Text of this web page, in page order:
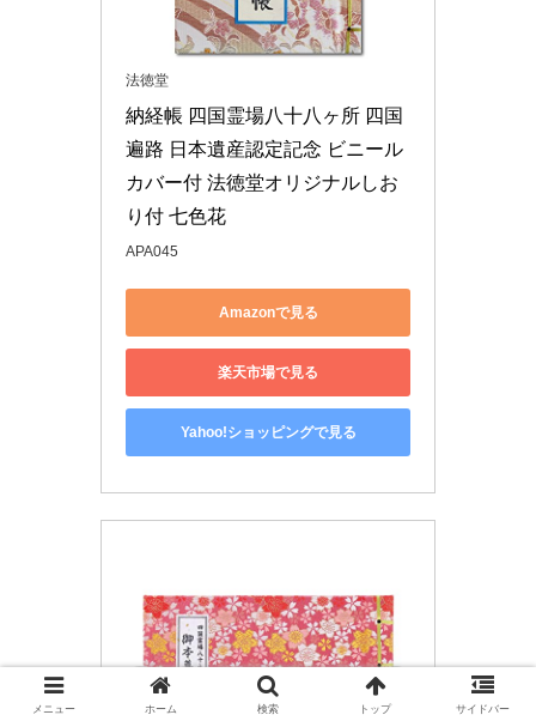
法徳堂
納経帳 四国霊場八十八ヶ所 四国
遍路 日本遺産認定記念 ビニール
カバー付 法徳堂オリジナルしお
り付 七色花
APA045
Amazonで見る
楽天市場で見る
Yahoo!ショッピングで見る
メニュー ホーム 検索 トップ サイドバー